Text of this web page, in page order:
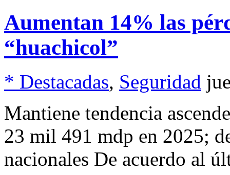
Aumentan 14% las
“huachicol”
* Destacadas, Seguridad
Mantiene tendencia
23 mil 491 mdp en 2025;
nacionales De acuerdo al